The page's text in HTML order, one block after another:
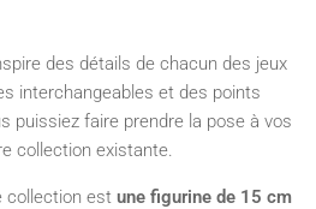
des détails de chacun des jeux
interchangeables et des points
puissiez faire prendre la pose à vos
collection existante.
collection est une figurine de 15 cm